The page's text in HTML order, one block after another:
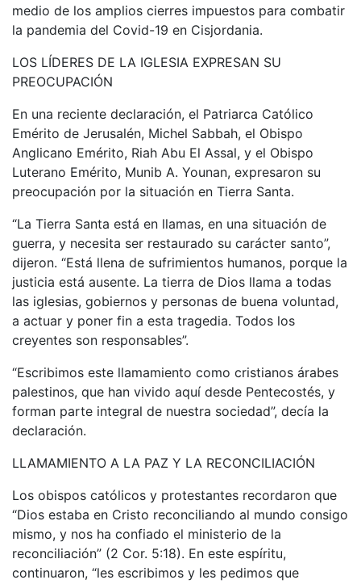
medio de los amplios cierres impuestos para combatir
la pandemia del Covid-19 en Cisjordania.
LOS LÍDERES DE LA IGLESIA EXPRESAN SU
PREOCUPACIÓN
En una reciente declaración, el Patriarca Católico
Emérito de Jerusalén, Michel Sabbah, el Obispo
Anglicano Emérito, Riah Abu El Assal, y el Obispo
Luterano Emérito, Munib A. Younan, expresaron su
preocupación por la situación en Tierra Santa.
“La Tierra Santa está en llamas, en una situación de
guerra, y necesita ser restaurado su carácter santo”,
dijeron. “Está llena de sufrimientos humanos, porque la
justicia está ausente. La tierra de Dios llama a todas
las iglesias, gobiernos y personas de buena voluntad,
a actuar y poner fin a esta tragedia. Todos los
creyentes son responsables”.
“Escribimos este llamamiento como cristianos árabes
palestinos, que han vivido aquí desde Pentecostés, y
forman parte integral de nuestra sociedad”, decía la
declaración.
LLAMAMIENTO A LA PAZ Y LA RECONCILIACIÓN
Los obispos católicos y protestantes recordaron que
“Dios estaba en Cristo reconciliando al mundo consigo
mismo, y nos ha confiado el ministerio de la
reconciliación” (2 Cor. 5:18). En este espíritu,
continuaron, “les escribimos y les pedimos que